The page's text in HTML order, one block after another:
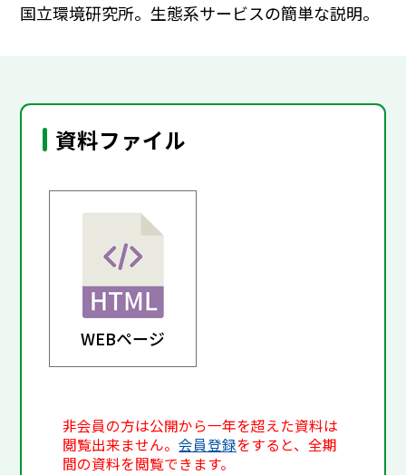
国立環境研究所。生態系サービスの簡単な説明。
資料ファイル
WEBページ
非会員の方は公開から一年を超えた資料は
閲覧出来ません。会員登録をすると、全期
間の資料を閲覧できます。